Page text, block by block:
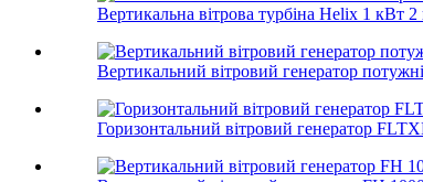
Вертикальна вітрова турбіна Helix 1 кВт
Вертикальний вітровий генератор
Горизонтальний вітровий генератор